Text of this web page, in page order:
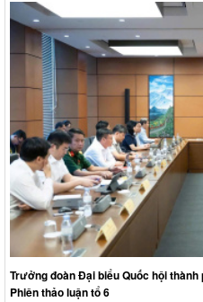
Trưởng đoàn Đại biểu Quốc hội
Phiên thảo luận tổ 6